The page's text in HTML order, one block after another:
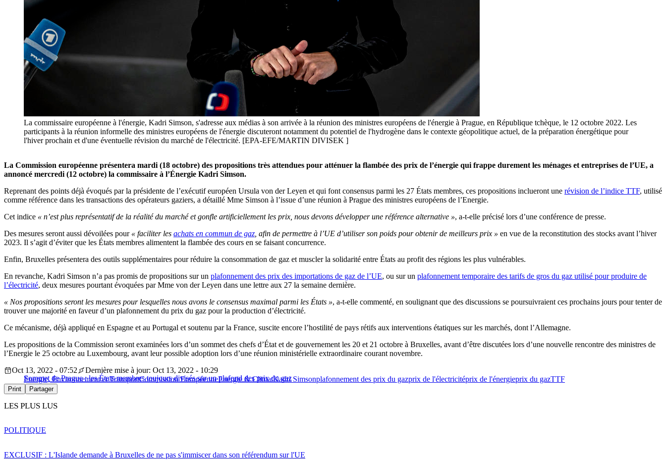
La commissaire européenne à l'énergie, Kadri Simson, s'adresse aux médias à son arrivée à la réunion des ministres européens de l'énergie à Prague, en République tchèque, le 12 octobre 2022. Les
participants à la réunion informelle des ministres européens de l'énergie discuteront notamment du potentiel de l'hydrogène dans le contexte géopolitique actuel, de la préparation énergétique pour
l'hiver prochain et d'une éventuelle révision du marché de l'électricité. [EPA-EFE/MARTIN DIVISEK ]
La Commission européenne présentera mardi (18 octobre) des propositions très attendues pour atténuer la flambée des prix de l’énergie qui frappe durement les ménages et entreprises de l’UE, a
annoncé mercredi (12 octobre) la commissaire à l’Énergie Kadri Simson.
Reprenant des points déjà évoqués par la présidente de l’exécutif européen Ursula von der Leyen et qui font consensus parmi les 27 États membres, ces propositions inclueront une révision de l’indice TTF, utilisé
comme référence dans les transactions des opérateurs gaziers, a détaillé Mme Simson à l’issue d’une réunion à Prague des ministres européens de l’Energie.
Cet indice « n’est plus représentatif de la réalité du marché et gonfle artificiellement les prix, nous devons développer une référence alternative », a-t-elle précisé lors d’une conférence de presse.
Des mesures seront aussi dévoilées pour« faciliter les achats en commun de gaz , afin de permettre à l’UE d’utiliser son poids pour obtenir de meilleurs prix » en vue de la reconstitution des stocks avant l’hiver
2023. Il s’agit d’éviter que les États membres alimentent la flambée des cours en se faisant concurrence.
Enfin, Bruxelles présentera des outils supplémentaires pour réduire la consommation de gaz et muscler la solidarité entre États au profit des régions les plus vulnérables.
En revanche, Kadri Simson n’a pas promis de propositions sur un plafonnement des prix des importations de gaz de l’UE, ou sur un plafonnement temporaire des tarifs de gros du gaz utilisé pour produire de
l’électricité, deux mesures pourtant évoquées par Mme von der Leyen dans une lettre aux 27 la semaine dernière.
« Nos propositions seront les mesures pour lesquelles nous avons le consensus maximal parmi les États », a-t-elle commenté, en soulignant que des discussions se poursuivraient ces prochains jours pour tenter de
trouver une majorité en faveur d’un plafonnement du prix du gaz pour la production d’électricité.
Ce mécanisme, déjà appliqué en Espagne et au Portugal et soutenu par la France, suscite encore l’hostilité de pays rétifs aux interventions étatiques sur les marchés, dont l’Allemagne.
Les propositions de la Commission seront examinées lors d’un sommet des chefs d’État et de gouvernement les 20 et 21 octobre à Bruxelles, avant d’être discutées lors d’une nouvelle rencontre des ministres de
l’Energie le 25 octobre au Luxembourg, avant leur possible adoption lors d’une réunion ministérielle extraordinaire courant novembre.
Sommet de Prague : les États membres toujours divisés sur un plafond des prix du gaz
Oct 13, 2022 - 07:52
Dernière mise à jour: Oct 13, 2022 - 10:29
Energie, Environnement et TransportCommission EuropéenneEnergie & ClimatKadri Simsonplafonnement des prix du gazprix de l'électricitéprix de l'énergieprix du gazTTF
Print Partager
LES PLUS LUS
EXCLUSIF : L'Islande demande à Bruxelles de ne pas s'immiscer dans son référendum sur l'UE
POLITIQUE